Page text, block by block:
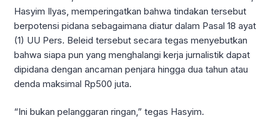
Hasyim Ilyas, memperingatkan bahwa tindakan tersebut
berpotensi pidana sebagaimana diatur dalam Pasal 18 ayat
(1) UU Pers. Beleid tersebut secara tegas menyebutkan
bahwa siapa pun yang menghalangi kerja jurnalistik dapat
dipidana dengan ancaman penjara hingga dua tahun atau
denda maksimal Rp500 juta.
“Ini bukan pelanggaran ringan,” tegas Hasyim.